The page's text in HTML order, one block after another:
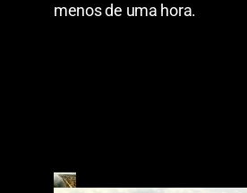
menos de uma hora.